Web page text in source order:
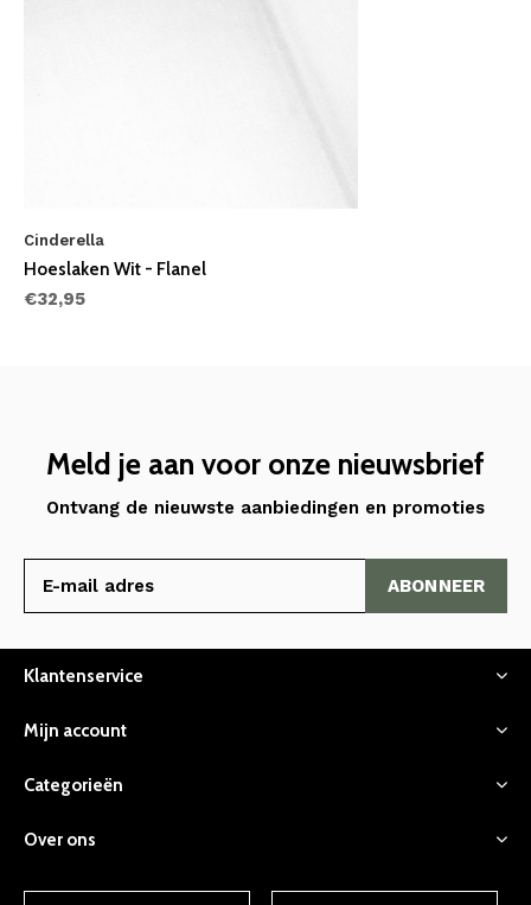
Cinderella
Hoeslaken Wit - Flanel
€32,95
Meld je aan voor onze nieuwsbrief
Ontvang de nieuwste aanbiedingen en promoties
ABONNEER
Klantenservice
Mijn account
Categorieën
Over ons